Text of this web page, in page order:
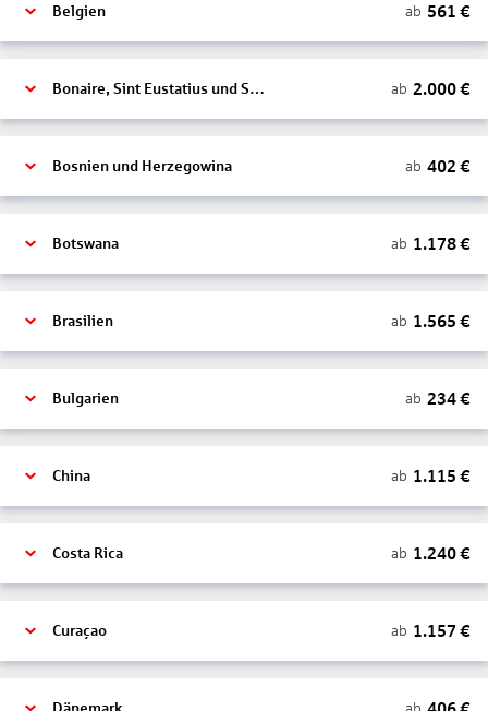
Belgien ab 561 €
Bonaire, Sint Eustatius und Saba ab 2.000€
Bosnien und Herzegowina ab 402 €
Botswana ab 1.178€
Brasilien ab 1.565 €
Bulgarien ab 234€
China ab 1.115 €
Costa Rica ab 1.240€
Curaçao ab 1.157 €
ab